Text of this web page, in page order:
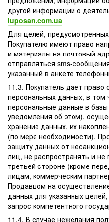
другой информации о
luposan.com.ua
Для целей,
Покупателю имеют право
и материалы на почтовый
отправляться sms-
указанный в анкете
11.3. Покупатель дает право
персональных данных, в том
персональные данные в
уведомления об этом),
хранение данных, их
(по мере необходимости).
защиту данных от
лиц, не распространять и
третьей стороне (кроме
лицам, коммерческим
Продавцом на
данных для указанных
запрос компетентного
11.4. В случае нежелания